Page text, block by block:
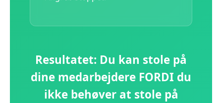
Resultatet: Du kan stole på
dine medarbejdere FORDI du
ikke behøver at stole på